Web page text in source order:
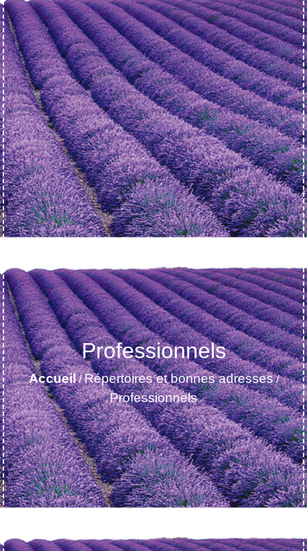
Professionnels
Accueil/Répertoires et bonnes adresses/
Professionnels